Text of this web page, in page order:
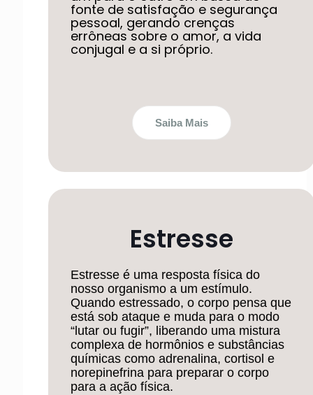
fonte de satisfação e segurança
pessoal, gerando crenças
errôneas sobre o amor, a vida
conjugal e a si próprio.
Saiba Mais
Estresse
Estresse é uma resposta física do
nosso organismo a um estímulo.
Quando estressado, o corpo pensa que
está sob ataque e muda para o modo
“lutar ou fugir”, liberando uma mistura
complexa de hormônios e substâncias
químicas como adrenalina, cortisol e
norepinefrina para preparar o corpo
para a ação física.